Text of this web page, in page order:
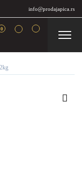
info@prodajapica.rs
0